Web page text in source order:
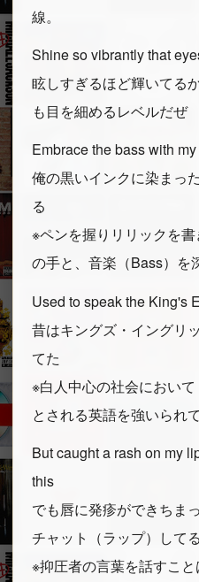
線。
Shine so vibrantly that
眩しすぎるほど輝いてる
も目を細めるレベルだぜ
Embrace the bass with
俺の黒いインクに染まっ
る
※ペンを握りリリックを書
の手と、音楽（Bass）を
Used to speak the King's
昔はキングズ・イングリ
てた
※白人中心の社会において
とされる英語を強いられ
But caught a rash on my
this
でも唇に発疹ができちま
チャット（ラップ）して
※抑圧者の言葉を話すこ